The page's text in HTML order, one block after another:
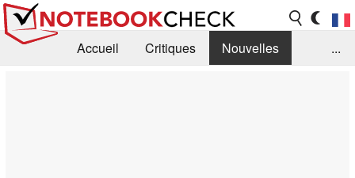
Accueil Critiques
Nouvelles
...